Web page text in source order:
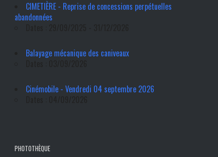
CIMETIÈRE - Reprise de concessions perpétuelles
abandonnées
Balayage mécanique des caniveaux
Cinémobile - Vendredi 04 septembre 2026
PHOTOTHÈQUE